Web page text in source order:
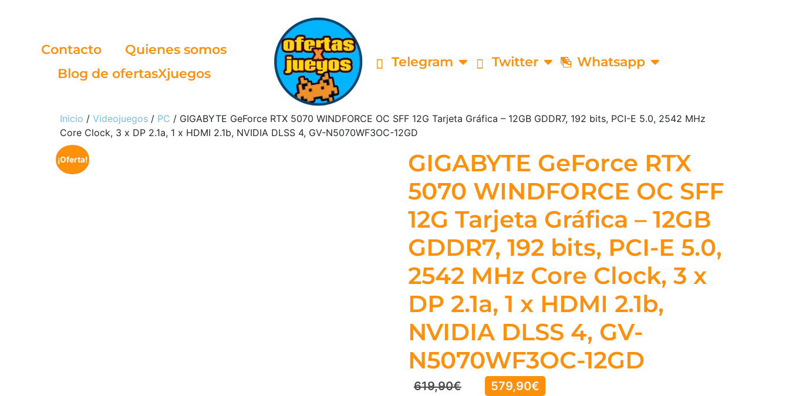
Contacto
Quienes somos
Blog de ofertasXjuegos
Telegram Twitter Whatsapp
Inicio / Videojuegos / PC / GIGABYTE GeForce RTX 5070 WINDFORCE OC SFF 12G Tarjeta Gráfica – 12GB GDDR7, 192 bits, PCI-E 5.0, 2542 MHz
Core Clock, 3 x DP 2.1a, 1 x HDMI 2.1b, NVIDIA DLSS 4, GV-N5070WF3OC-12GD
¡Oferta!
GIGABYTE GeForce RTX
5070 WINDFORCE OC SFF
12G Tarjeta Gráfica – 12GB
GDDR7, 192 bits, PCI-E 5.0,
2542 MHz Core Clock, 3 x
DP 2.1a, 1 x HDMI 2.1b,
NVIDIA DLSS 4, GV-
N5070WF3OC-12GD
619,90€ 579,90€